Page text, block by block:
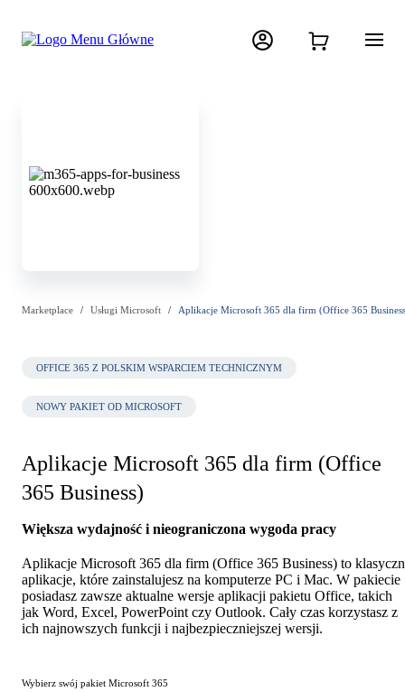
Marketplace Usługi Microsoft Aplikacje Microsoft 365 dla firm (Office 365
OFFICE 365 Z POLSKIM WSPARCIEM TECHNICZNYM
NOWY PAKIET OD MICROSOFT
Aplikacje Microsoft 365 dla firm (Office
365 Business)
Większa wydajność i nieograniczona wygoda pracy
Aplikacje Microsoft 365 dla firm (Office 365 Business) to
aplikacje, które zainstalujesz na komputerze PC i Mac. W pakiecie
posiadasz zawsze aktualne wersje aplikacji pakietu Office, takich
jak Word, Excel, PowerPoint czy Outlook. Cały czas korzystasz z
ich najnowszych funkcji i najbezpieczniejszej wersji.
Wybierz swój pakiet Microsoft 365